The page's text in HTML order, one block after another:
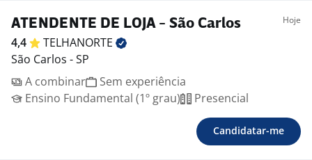
ATENDENTE DE LOJA - São Carlos Hoje
4,4
TELHANORTE
São Carlos - SP
A combinar
Sem experiência
Ensino Fundamental (1º grau)
Presencial
Candidatar-me